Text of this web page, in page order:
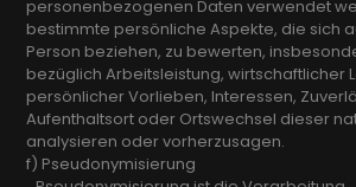
personenbezogenen Daten verwendet
bestimmte persönliche Aspekte, die sich
Person beziehen, zu bewerten,
bezüglich Arbeitsleistung, wirtschaftlicher
persönlicher Vorlieben, Interessen,
Aufenthaltsort oder Ortswechsel dieser
analysieren oder vorherzusagen.
f) Pseudonymisierung